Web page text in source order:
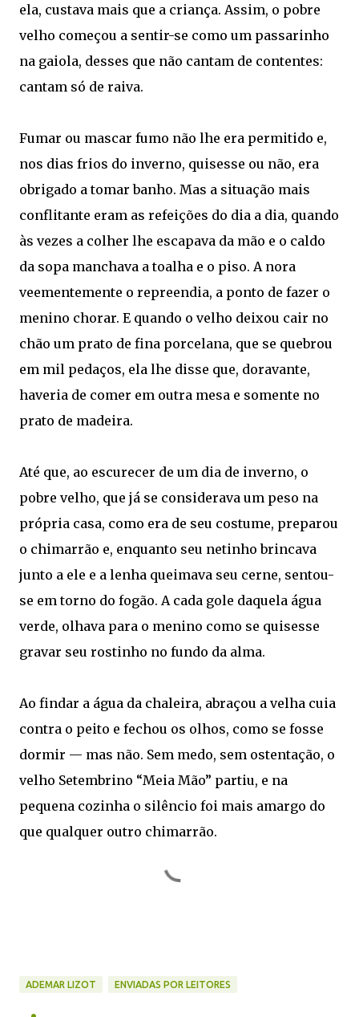
ela, custava mais que a criança. Assim, o pobre
velho começou a sentir-se como um passarinho
na gaiola, desses que não cantam de contentes:
cantam só de raiva.
Fumar ou mascar fumo não lhe era permitido e,
nos dias frios do inverno, quisesse ou não, era
obrigado a tomar banho. Mas a situação mais
conflitante eram as refeições do dia a dia, quando
às vezes a colher lhe escapava da mão e o caldo
da sopa manchava a toalha e o piso. A nora
veementemente o repreendia, a ponto de fazer o
menino chorar. E quando o velho deixou cair no
chão um prato de fina porcelana, que se quebrou
em mil pedaços, ela lhe disse que, doravante,
haveria de comer em outra mesa e somente no
prato de madeira.
Até que, ao escurecer de um dia de inverno, o
pobre velho, que já se considerava um peso na
própria casa, como era de seu costume, preparou
o chimarrão e, enquanto seu netinho brincava
junto a ele e a lenha queimava seu cerne, sentou-
se em torno do fogão. A cada gole daquela água
verde, olhava para o menino como se quisesse
gravar seu rostinho no fundo da alma.
Ao findar a água da chaleira, abraçou a velha cuia
contra o peito e fechou os olhos, como se fosse
dormir — mas não. Sem medo, sem ostentação, o
velho Setembrino “Meia Mão” partiu, e na
pequena cozinha o silêncio foi mais amargo do
que qualquer outro chimarrão.
ADEMAR LIZOT ENVIADAS POR LEITORES